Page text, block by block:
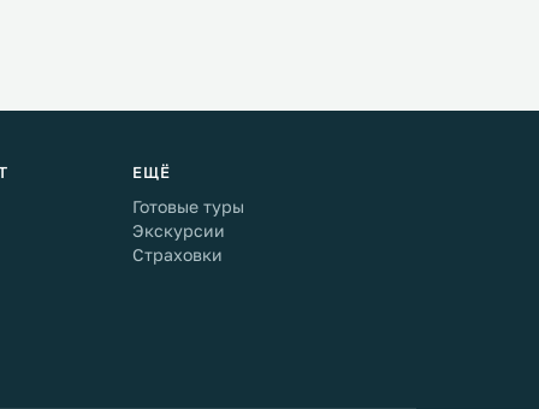
ЕЩЁ
Готовые туры
Экскурсии
Страховки